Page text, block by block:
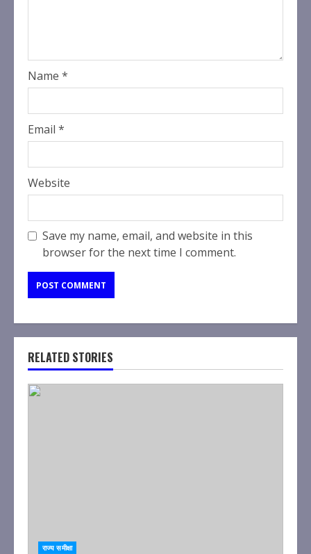
Name *
Email *
Website
Save my name, email, and website in this
browser for the next time I comment.
RELATED STORIES
राज्य समीक्षा